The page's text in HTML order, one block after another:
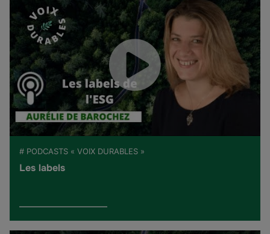
# PODCASTS « VOIX DURABLES »
Les labels